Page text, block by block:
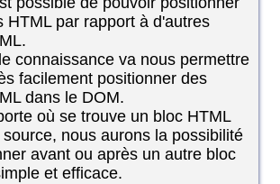
HTML par rapport à d'autres
connaissance va nous permettre
facilement positionner des
dans le DOM.
où se trouve un bloc HTML
nous aurons la possibilité
avant ou après un autre bloc
et efficace.